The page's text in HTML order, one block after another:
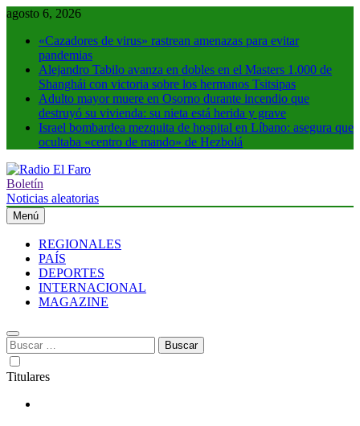
Saltar
contenido
agosto 6, 2026
«Cazadores de virus» rastrean amenazas para evitar
pandemias
Alejandro Tabilo avanza en dobles en el Masters 1.000 de
Shanghái con victoria sobre los hermanos Tsitsipas
Adulto mayor muere en Osorno durante incendio que
destruyó su vivienda: su nieta está herida y grave
Israel bombardea mezquita de hospital en Líbano: asegura que
ocultaba «centro de mando» de Hezbolá
Radio El Faro
Noticias y más
Boletín
Noticias aleatorias
Menú
REGIONALES
PAÍS
DEPORTES
INTERNACIONAL
MAGAZINE
Buscar:
Titulares